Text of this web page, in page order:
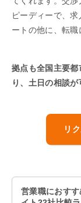
ピーディーで、
ートの他に、転職
拠点も全国主要
り、土日の相談が
リ
営業職におす